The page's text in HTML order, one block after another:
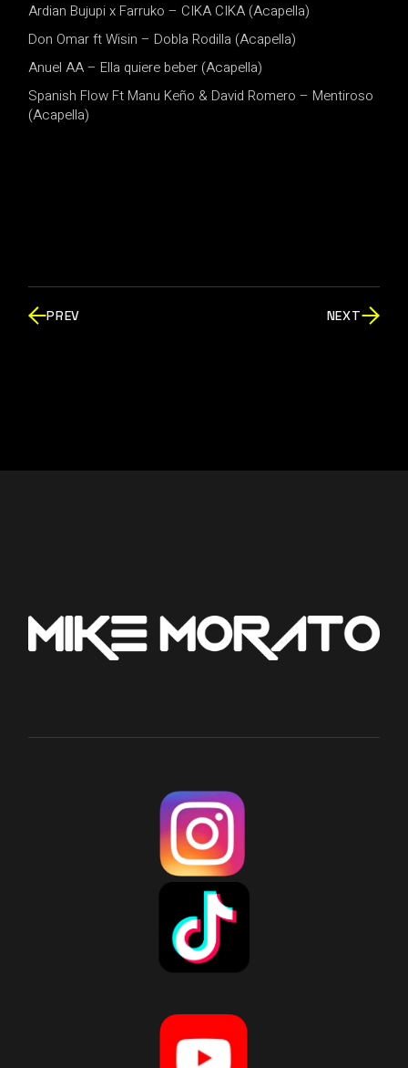
Ardian Bujupi x Farruko – CIKA CIKA (Acapella)
Don Omar ft Wisin – Dobla Rodilla (Acapella)
Anuel AA – Ella quiere beber (Acapella)
Spanish Flow Ft Manu Keño & David Romero – Mentiroso
(Acapella)
PREV NEXT